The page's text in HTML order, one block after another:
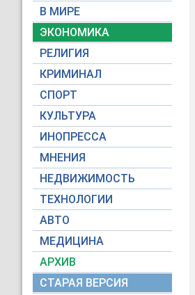
В МИРЕ
ЭКОНОМИКА
РЕЛИГИЯ
КРИМИНАЛ
СПОРТ
КУЛЬТУРА
ИНОПРЕССА
МНЕНИЯ
НЕДВИЖИМОСТЬ
ТЕХНОЛОГИИ
АВТО
МЕДИЦИНА
АРХИВ
СТАРАЯ ВЕРСИЯ